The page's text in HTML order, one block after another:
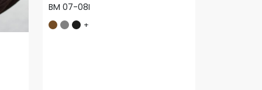
BM 07-08I
+